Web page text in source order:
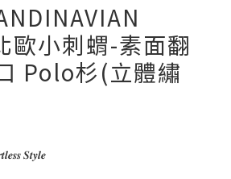
2
1
0
歐小刺蝟-素面翻
Polo杉(立體繡
𝑺𝒕𝒚𝒍𝒆